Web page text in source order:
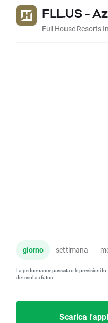
FLL.US -
Full House Resorts
giorno settimana
La performance passata o le previsioni
dei risultati futuri.
Scarica